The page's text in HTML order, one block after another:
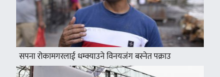
सपना रोकामगरलाई धम्क्याउने विनयजंग बस्नेत पक्राउ